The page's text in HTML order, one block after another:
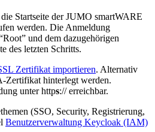
Startseite der JUMO smartWARE
werden. Die Anmeldung
und dem dazugehörigen
des letzten Schritts.
Zertifikat importieren. Alternativ
Zertifikat hinterlegt werden.
unter https:// erreichbar.
(SSO, Security, Registrierung,
Benutzerverwaltung Keycloak (IAM)